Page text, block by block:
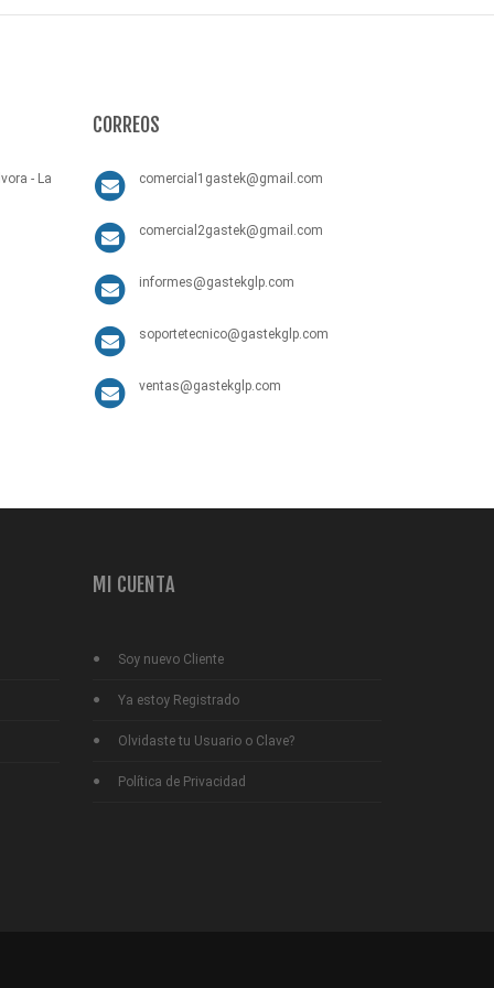
- La
CORREOS
comercial1gastek@gmail.com
comercial2gastek@gmail.com
informes@gastekglp.com
soportetecnico@gastekglp.com
ventas@gastekglp.com
MI CUENTA
Soy nuevo Cliente
Ya estoy Registrado
Olvidaste tu Usuario o Clave?
Política de Privacidad